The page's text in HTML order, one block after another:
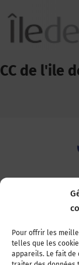
Pour offrir les
telles que les
appareils. Le fait de
CC de l'ile
22,
75007